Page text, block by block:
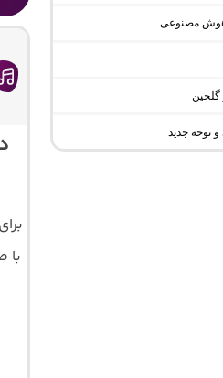
با
هوش مصنوعی
و نوحه جدید